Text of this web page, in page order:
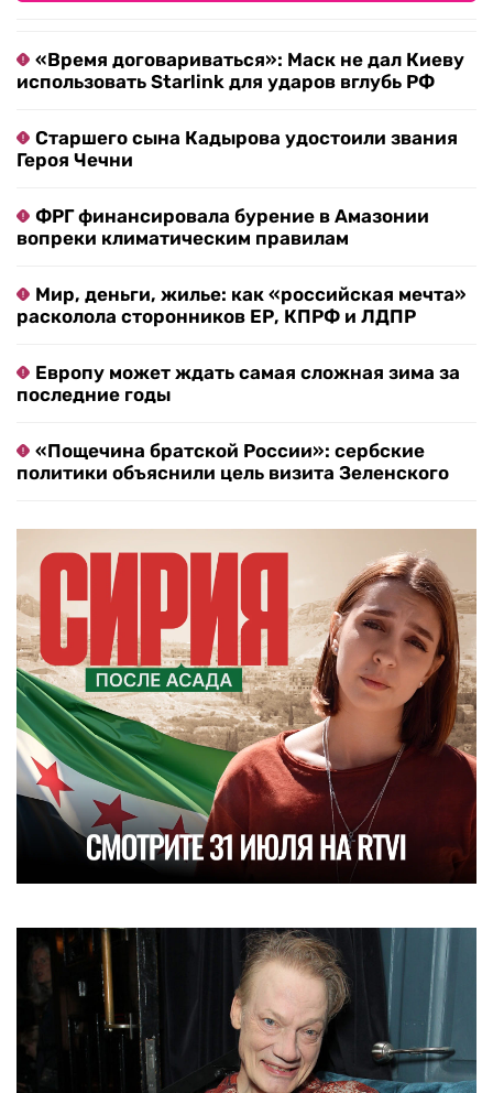
«Время договариваться»: Маск не дал Киеву
использовать Starlink для ударов вглубь РФ
Старшего сына Кадырова удостоили звания
Героя Чечни
ФРГ финансировала бурение в Амазонии
вопреки климатическим правилам
Мир, деньги, жилье: как «российская мечта»
расколола сторонников ЕР, КПРФ и ЛДПР
Европу может ждать самая сложная зима за
последние годы
«Пощечина братской России»: сербские
политики объяснили цель визита Зеленского